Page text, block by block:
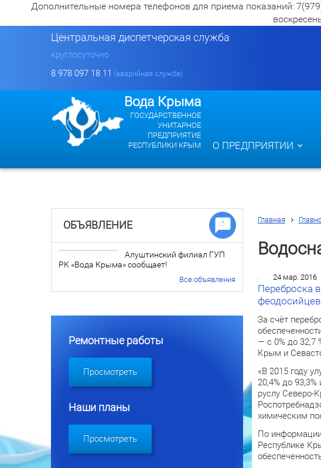
Дополнительные номера телефонов для приема показаний:
Центральная диспетчерская служба
круглосуточно
8 978 097 18 11 (аварийная служба)
Вода Крыма
ГОСУДАРСТВЕННОЕ
УНИТАРНОЕ
ПРЕДПРИЯТИЕ
РЕСПУБЛИКИ КРЫМ
О ПРЕДПРИЯТИИ
Главная
24 мар. 2016
Переброска
За счёт
— с 0% до 32,7
Крым и
«В 2015 году
20,4% до
руслу Северо-
химическим
По информации
Республике
ОБЪЯВЛЕНИЕ
Алуштинский филиал ГУП
РК «Вода Крыма» сообщает!
Все объявления
Ремонтные работы
Просмотреть
Наши планы
Просмотреть